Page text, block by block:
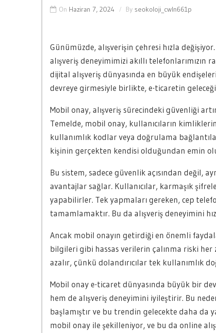
On Haziran 7, 2024 By seokoloji_cwln661p
Günümüzde, alışverişin çehresi hızla
alışveriş deneyimimizi akıllı
dijital alışveriş dünyasında en büyük
devreye girmesiyle birlikte, e-ticaretin
Mobil onay, alışveriş sürecindeki güvenliği
Temelde, mobil onay, kullanıcıların
kullanımlık kodlar veya doğrulama
kişinin gerçekten kendisi olduğundan emin
Bu sistem, sadece güvenlik açısından değil,
avantajlar sağlar. Kullanıcılar, karmaşık
yapabilirler. Tek yapmaları gereken, cep
tamamlamaktır. Bu da alışveriş deneyimini
Ancak mobil onayın getirdiği en önemli
bilgileri gibi hassas verilerin çalınma riski
azalır, çünkü dolandırıcılar tek kullanımlık
Mobil onay e-ticaret dünyasında büyük bir
hem de alışveriş deneyimini iyileştirir. Bu
başlamıştır ve bu trendin gelecekte daha da
mobil onay ile şekilleniyor, ve bu da online